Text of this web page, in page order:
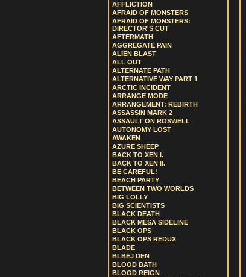
AFFLICTION
AFRAID OF MONSTERS
AFRAID OF MONSTERS:
DIRECTOR'S CUT
AFTERMATH
AGGREGATE PAIN
ALIEN BLAST
ALL OUT
ALTERNATE PATH
ALTERNATIVE WAY PART 1
ARCTIC INCIDENT
ARRANGE MODE
ARRANGEMENT: REBIRTH
ASSASSIN MARK 2
ASSAULT ON ROSWELL
AUTONOMY LOST
AWAKEN
AZURE SHEEP
BACK TO XEN I.
BACK TO XEN II.
BE CAREFUL!
BEACH PARTY
BETWEEN TWO WORLDS
BIG LOLLY
BIG SCIENTISTS
BLACK DEATH
BLACK MESA SIDELINE
BLACK OPS
BLACK OPS REDUX
BLADE
BLBEJ DEN
BLOOD BATH
BLOOD REIGN